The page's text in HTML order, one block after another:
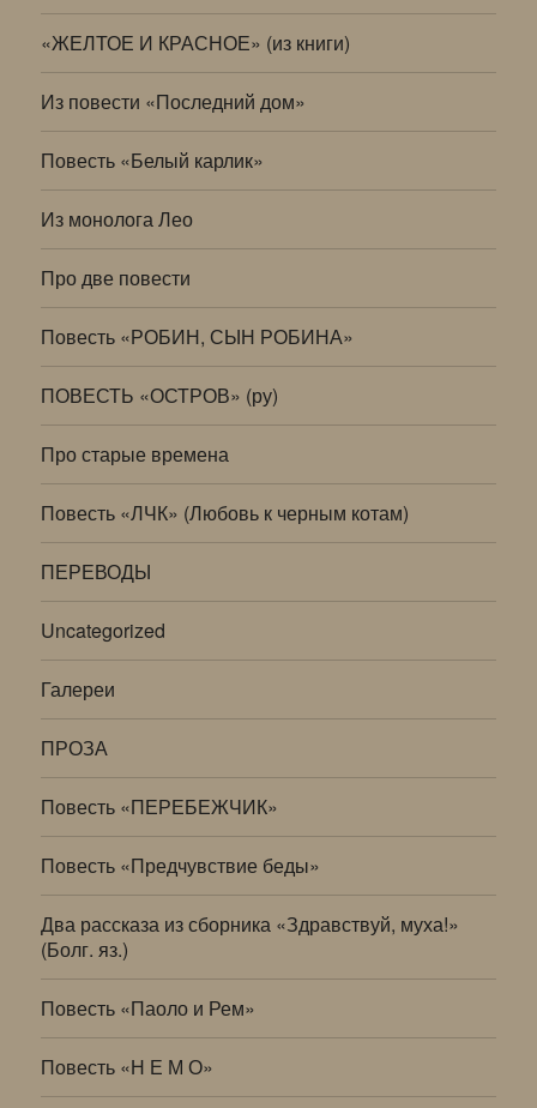
«ЖЕЛТОЕ И КРАСНОЕ» (из книги)
Из повести «Последний дом»
Повесть «Белый карлик»
Из монолога Лео
Про две повести
Повесть «РОБИН, СЫН РОБИНА»
ПОВЕСТЬ «ОСТРОВ» (ру)
Про старые времена
Повесть «ЛЧК» (Любовь к черным котам)
ПЕРЕВОДЫ
Uncategorized
Галереи
ПРОЗА
Повесть «ПЕРЕБЕЖЧИК»
Повесть «Предчувствие беды»
Два рассказа из сборника «Здравствуй, муха!»
(Болг. яз.)
Повесть «Паоло и Рем»
Повесть «Н Е М О»